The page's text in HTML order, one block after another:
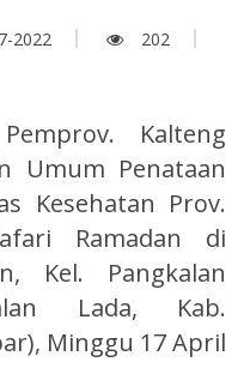
2022
202
Kalteng
Umum Penataan
Kesehatan Prov.
Ramadan di
Kel. Pangkalan
Lada, Kab.
Minggu 17 April